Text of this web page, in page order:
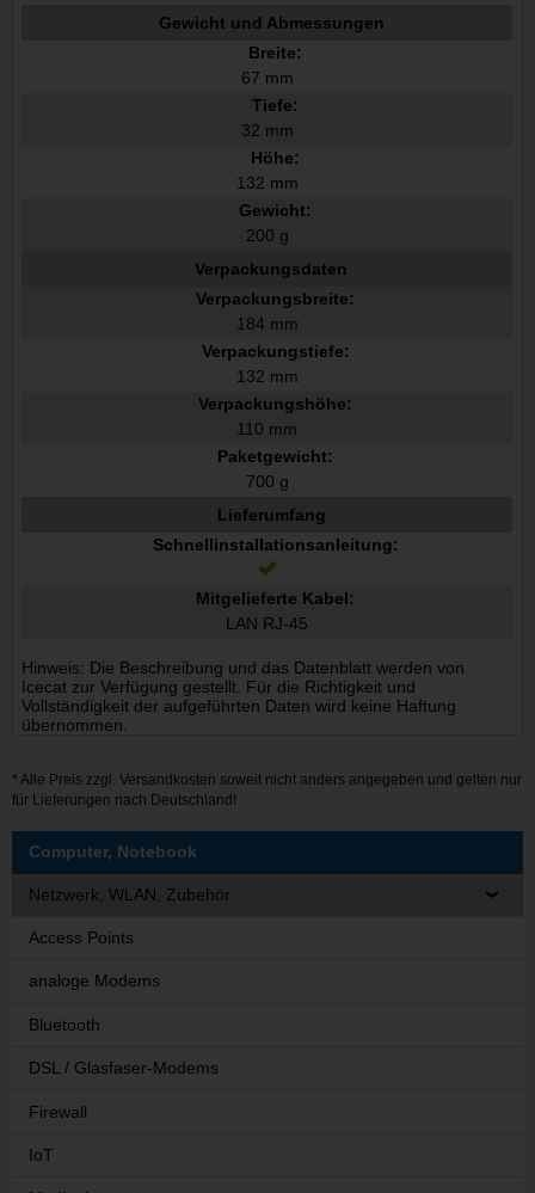
Gewicht und Abmessungen
Breite:
67 mm
Tiefe:
32 mm
Höhe:
132 mm
Gewicht:
200 g
Verpackungsdaten
Verpackungsbreite:
184 mm
Verpackungstiefe:
132 mm
Verpackungshöhe:
110 mm
Paketgewicht:
700 g
Lieferumfang
Schnellinstallationsanleitung:
Mitgelieferte Kabel:
LAN RJ-45
Hinweis: Die Beschreibung und das Datenblatt werden von
Icecat zur Verfügung gestellt. Für die Richtigkeit und
Vollständigkeit der aufgeführten Daten wird keine Haftung
übernommen.
* Alle Preis zzgl. Versandkosten soweit nicht anders angegeben und gelten nur
für Lieferungen nach Deutschland!
Computer, Notebook
Netzwerk, WLAN, Zubehör
Access Points
analoge Modems
Bluetooth
DSL / Glasfaser-Modems
Firewall
IoT